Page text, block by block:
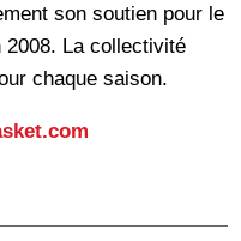
son soutien pour le
2008. La collectivité
chaque saison.